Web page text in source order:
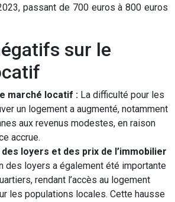
passant de 700 euros à 800 euros
sur le
marché locatif : La difficulté pour les
un logement a augmenté, notamment
aux revenus modestes, en raison
accrue.
loyers et des prix de l’immobilier
des loyers a également été importante
rendant l’accès au logement
les populations locales. Cette hausse